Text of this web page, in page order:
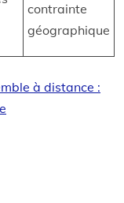
contrainte
géographique
à distance :